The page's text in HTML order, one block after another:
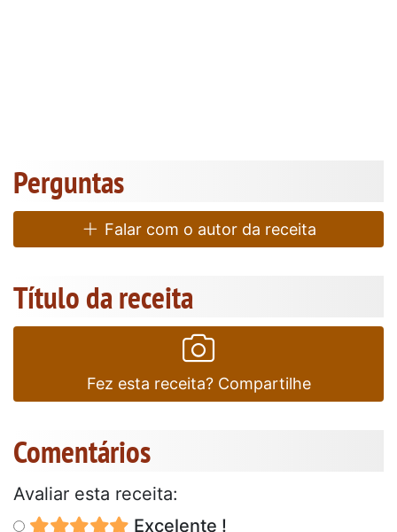
Perguntas
Falar com o autor da receita
Título da receita
Fez esta receita? Compartilhe
Comentários
Avaliar esta receita:
Excelente !